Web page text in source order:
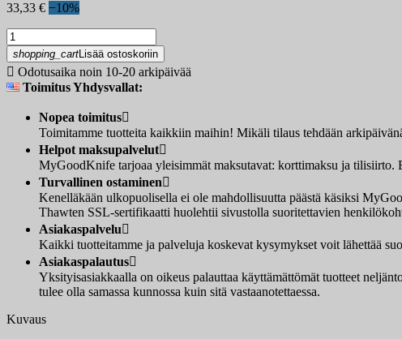
33,33 € −10%
shopping_cartLisää ostoskoriin
 Odotusaika noin 10-20 arkipäivää
Toimitus Yhdysvallat:
Nopea toimitus
Toimitamme tuotteita kaikkiin maihin! Mikäli tilaus tehdään
Helpot maksupalvelut
MyGoodKnife tarjoaa yleisimmät maksutavat: korttimaksu ja tilisiirto.
Turvallinen ostaminen
Kenelläkään ulkopuolisella ei ole mahdollisuutta päästä käsiksi
Thawten SSL-sertifikaatti huolehtii sivustolla suoritettavien
Asiakaspalvelu
Kaikki tuotteitamme ja palveluja koskevat kysymykset voit lähettää
Asiakaspalautus
Yksityisasiakkaalla on oikeus palauttaa käyttämättömät tuotteet
tulee olla samassa kunnossa kuin sitä vastaanotettaessa.
Kuvaus